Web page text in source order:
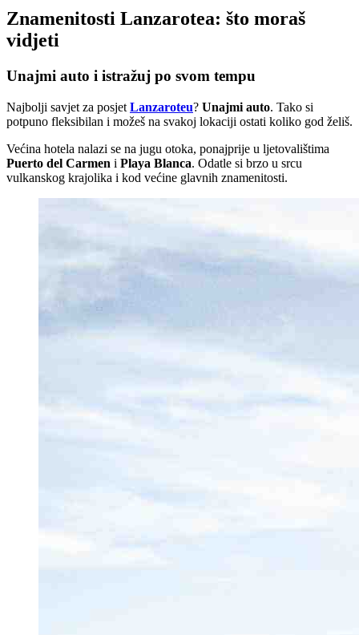
Znamenitosti Lanzarotea: što moraš
vidjeti
Unajmi auto i istražuj po svom tempu
Najbolji savjet za posjet Lanzaroteu? Unajmi auto. Tako si
potpuno fleksibilan i možeš na svakoj lokaciji ostati koliko god želiš.
Većina hotela nalazi se na jugu otoka, ponajprije u ljetovalištima
Puerto del Carmen i Playa Blanca. Odatle si brzo u srcu
vulkanskog krajolika i kod većine glavnih znamenitosti.